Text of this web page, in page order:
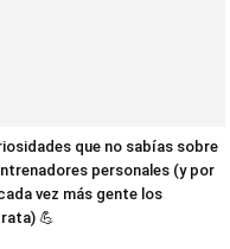
que no sabías sobre
personales (y por
vez más gente los
💪